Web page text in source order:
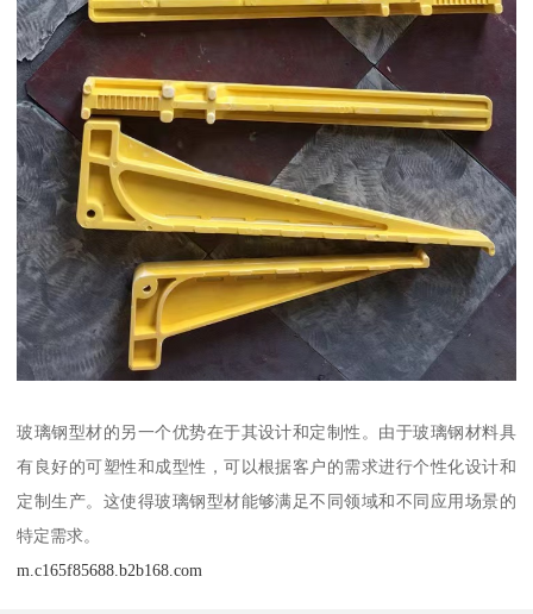
玻璃钢型材的另一个优势在于其设计和定制性。由于玻璃钢材料具
有良好的可塑性和成型性，可以根据客户的需求进行个性化设计和
定制生产。这使得玻璃钢型材能够满足不同领域和不同应用场景的
特定需求。
m.c165f85688.b2b168.com